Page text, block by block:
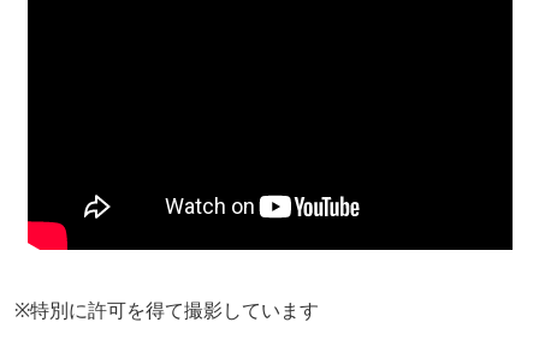
※特別に許可を得て撮影しています